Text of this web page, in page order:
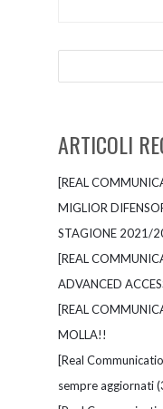
ARTICOLI
[REAL
MIGLIOR
STAGIONE 2021/
[REAL
ADVANCED
[REAL
MOLLA!!
[Real
sempre aggiornati